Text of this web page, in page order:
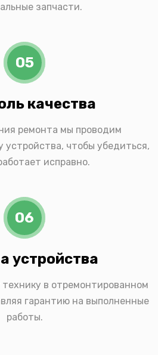
запчасти.
05
качества
ремонта мы проводим
устройства, чтобы убедиться,
исправно.
06
устройства
в отремонтированном
гарантию на выполненные
работы.